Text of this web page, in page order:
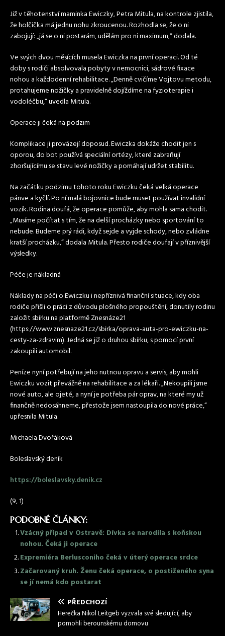
Již v těhotenství maminka Ewiczky, Petra Mitula, na kontrole zjistila,
že holčička má jednu nohu zkroucenou. Rozhodla se, že o ni
zabojují: „já se o ni postarám, udělám pro ni maximum,“ dodala.
Ve svých dvou měsících musela Ewiczka na první operaci. Od té
doby s rodiči absolvovala pobyty v nemocnici, sádrové fixace
nohou a každodenní rehabilitace. „Denně cvičíme Vojtovu metodu,
protahujeme nožičky a pravidelně dojíždíme na fyzioterapie i
vodoléčbu,“ uvedla Mitula.
Operace ji čeká na podzim
Komplikace ji provázejí doposud. Ewiczka dokáže chodit jen s
oporou, do bot používá speciální ortézy, které zabraňují
zhoršujícímu se stavu levé nožičky a pomáhají udržet stabilitu.
Na začátku podzimu tohoto roku Ewiczku čeká velká operace
pánve a kyčlí. Po ní malá bojovnice bude muset používat invalidní
vozík. Rodina doufá, že operace pomůže, aby mohla sama chodit.
„Musíme počítat s tím, že na delší procházky nebo sportování to
nebude. Budeme prý rádi, když sejde a vyjde schody, nebo zvládne
kratší procházku,“ dodala Mitula. Přesto rodiče doufají v příznivější
výsledky.
Péče je nákladná
Náklady na péči o Ewiczku i nepříznivá finanční situace, kdy oba
rodiče přišli o práci z důvodu plošného propouštění, donutily rodinu
založit sbírku na platformě Znesnáze21
(https://www.znesnaze21.cz/sbirka/oprava-auta-pro-ewiczku-na-
cesty-za-zdravim). Jedná se již o druhou sbírku, s pomocí první
zakoupili automobil.
Peníze nyní potřebují na jeho nutnou opravu a servis, aby mohli
Ewiczku vozit převážně na rehabilitace a za lékaři. „Nekoupili jsme
nové auto, ale ojeté, a nyní je potřeba pár oprav, na které my už
finančně nedosáhneme, přestože jsem nastoupila do nové práce,“
upřesnila Mitula.
Michaela Dvořáková
Boleslavský deník
https://boleslavsky.denik.cz
(9, 1)
PODOBNÉ ČLÁNKY:
Vzácný případ v Ostravě: Dívka se narodila s koňskou
nohou. Čeká ji operace
Expremiéra Berlusconiho čeká v úterý operace srdce
Začarovaný kruh. Ženu čeká operace, o postiženého syna
se jí nemá kdo postarat
PŘEDCHOZÍ
Herečka Nikol Leitgeb vyzvala své sledující, aby
pomohli berounskému domovu